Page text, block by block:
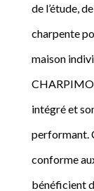
de l’étude,
charpente
maison
CHARPIMO
intégré et
performant.
conforme
bénéficient